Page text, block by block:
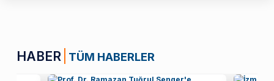
HABER TÜM HABERLER